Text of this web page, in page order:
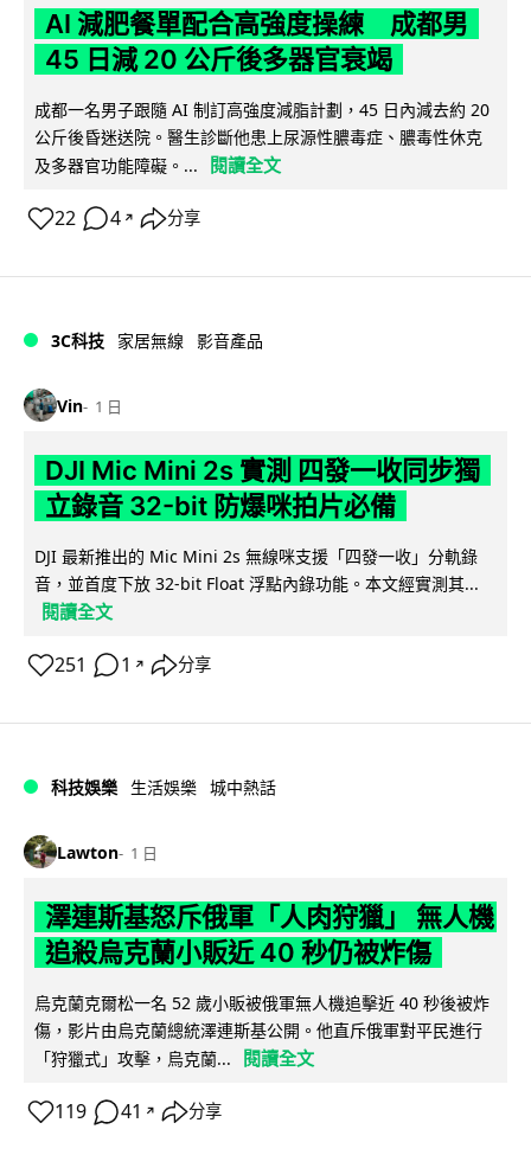
AI 減肥餐單配合高強度操練 成都男
45 日減 20 公斤後多器官衰竭
成都一名男子跟隨 AI 制訂高強度減脂計劃，45 日內減去約 20
公斤後昏迷送院。醫生診斷他患上尿源性膿毒症、膿毒性休克
及多器官功能障礙。...
閱讀全文
22 4 ↗ 分享
3C科技 家居無線 影音產品
Vin 1 日
DJI Mic Mini 2s 實測 四發一收同步獨
立錄音 32-bit 防爆咪拍片必備
DJI 最新推出的 Mic Mini 2s 無線咪支援「四發一收」分軌錄
音，並首度下放 32-bit Float 浮點內錄功能。本文經實測其...
閱讀全文
251 1 ↗ 分享
科技娛樂 生活娛樂 城中熱話
Lawton 1 日
澤連斯基怒斥俄軍「人肉狩獵」 無人機
追殺烏克蘭小販近 40 秒仍被炸傷
烏克蘭克爾松一名 52 歲小販被俄軍無人機追擊近 40 秒後被炸
傷，影片由烏克蘭總統澤連斯基公開。他直斥俄軍對平民進行
「狩獵式」攻擊，烏克蘭...
閱讀全文
119 41 ↗ 分享